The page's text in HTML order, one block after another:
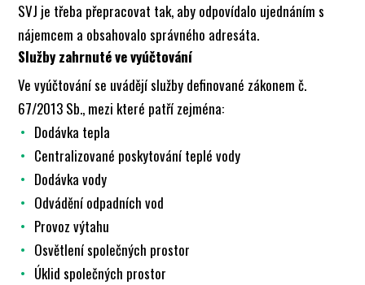
SVJ je třeba přepracovat tak, aby odpovídalo ujednáním s
nájemcem a obsahovalo správného adresáta.
Služby zahrnuté ve vyúčtování
Ve vyúčtování se uvádějí služby definované zákonem č.
67/2013 Sb., mezi které patří zejména:
Dodávka tepla
Centralizované poskytování teplé vody
Dodávka vody
Odvádění odpadních vod
Provoz výtahu
Osvětlení společných prostor
Úklid společných prostor